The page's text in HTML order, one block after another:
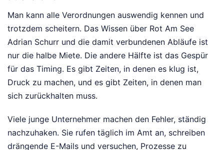
Man kann alle Verordnungen auswendig kennen und
trotzdem scheitern. Das Wissen über Rot Am See
Adrian Schurr und die damit verbundenen Abläufe ist
nur die halbe Miete. Die andere Hälfte ist das Gespür
für das Timing. Es gibt Zeiten, in denen es klug ist,
Druck zu machen, und es gibt Zeiten, in denen man
sich zurückhalten muss.
Viele junge Unternehmer machen den Fehler, ständig
nachzuhaken. Sie rufen täglich im Amt an, schreiben
drängende E-Mails und versuchen, Prozesse zu